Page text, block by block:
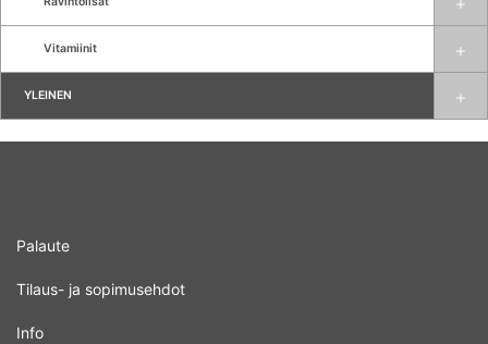
Vitamiinit
YLEINEN
Palaute
Tilaus- ja sopimusehdot
Info